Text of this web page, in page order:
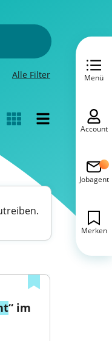
Alle Filter
“ im
Menü
Account
Jobagent
Merken